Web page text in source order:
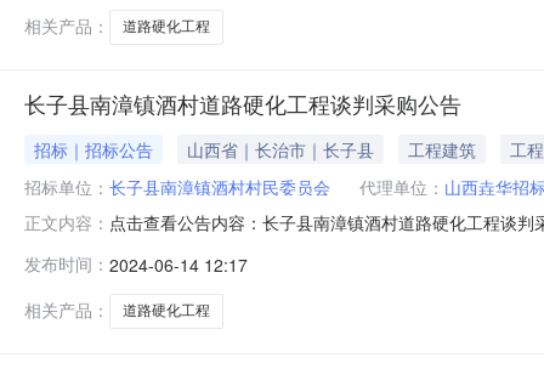
保函保函办理、
相关产品：
道路硬化工程
长子县南漳镇酒村道路硬化工程谈判采购公告
招标｜招标公告 山西省｜长治市｜长子县 工程建筑
工程
招标单位： 长子县南漳镇酒村村民委员会 代理单位： 山西垚华招
正文内容： 点击查看公告内容：长子县南漳镇酒村道路硬化工程谈
路硬化工程2.2招标单位：长子县南漳镇酒村村民委员会
记注册，具有独
发布时间： 2024-06-14 12:17
相关产品：
道路硬化工程